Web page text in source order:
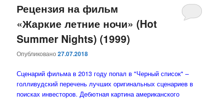
Рецензия на фильм
«Жаркие летние ночи» (Hot
Summer Nights) (1999)
Опубликовано27.07.2018
Сценарий фильма в 2013 году попал в "Черный список" –
голливудский перечень лучших оригинальных сценариев в
поисках инвесторов. Дебютная картина американского